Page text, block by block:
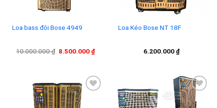
Loa bass đôi Bose 4949
10.000.000₫ Giá
8.500.000 ₫Giá
8.500.000 ₫.
Loa Kéo Bose NT 18F
6.200.000 ₫